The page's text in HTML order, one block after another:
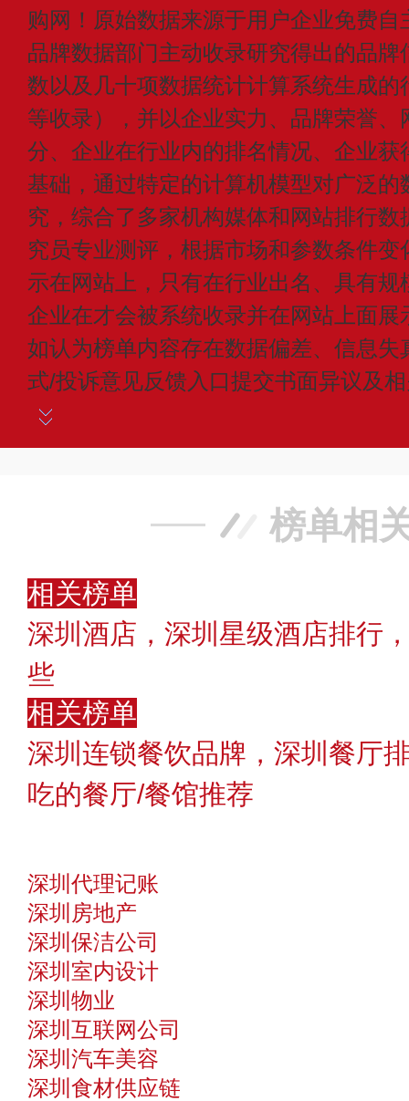
购网！原始数据来源于用户企业免费
品牌数据部门主动收录研究得出的品
数以及几十项数据统计计算系统生成
等收录），并以企业实力、品牌荣誉
分、企业在行业内的排名情况、企业
基础，通过特定的计算机模型对广泛
究，综合了多家机构媒体和网站排行
究员专业测评，根据市场和参数条件
示在网站上，只有在行业出名、具有
企业在才会被系统收录并在网站上面
如认为榜单内容存在数据偏差、信息
式/投诉意见反馈入口提交书面异议及
榜单相
相关榜单
深圳酒店，深圳星级酒店排行
些
相关榜单
深圳连锁餐饮品牌，深圳餐厅
吃的餐厅/餐馆推荐
深圳代理记账
深圳房地产
深圳保洁公司
深圳室内设计
深圳物业
深圳互联网公司
深圳汽车美容
深圳食材供应链